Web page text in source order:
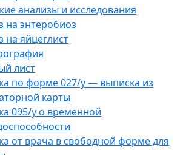
анализы и исследования
на энтеробиоз
на яйцеглист
лист
по форме 027/у — выписка из
карты
095/у о временной
от врача в свободной форме для